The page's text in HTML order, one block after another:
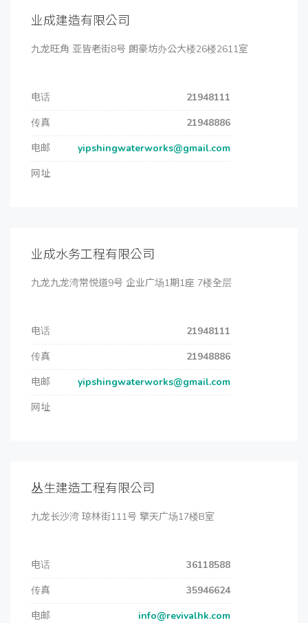
业成建造有限公司
九龙旺角 亚皆老街8号 朗豪坊办公大楼26楼2611室
电话
21948111
传真
21948886
电邮
yipshingwaterworks@gmail.com
网址
业成水务工程有限公司
九龙九龙湾常悦道9号 企业广场1期1座 7楼全层
电话
21948111
传真
21948886
电邮
yipshingwaterworks@gmail.com
网址
丛生建造工程有限公司
九龙长沙湾 琼林街111号 擎天广场17楼B室
电话
36118588
传真
35946624
电邮
info@revivalhk.com